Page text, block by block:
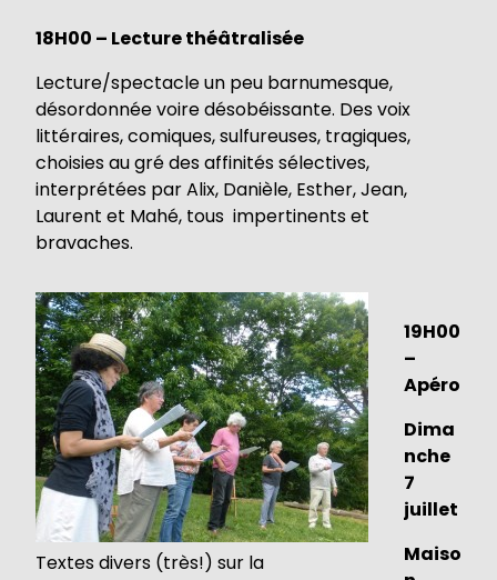
18H00 – Lecture théâtralisée
Lecture/spectacle un peu barnumesque,
désordonnée voire désobéissante. Des voix
littéraires, comiques, sulfureuses, tragiques,
choisies au gré des affinités sélectives,
interprétées par Alix, Danièle, Esther, Jean,
Laurent et Mahé, tous impertinents et
bravaches.
Textes divers (très!) sur la
19H00
–
Apéro
Dima
nche
7
juillet
Maiso